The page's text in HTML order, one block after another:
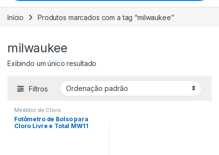
Início Produtos marcados com a tag “milwaukee”
milwaukee
Exibindo um único resultado
Filtros
Medidor de Cloro
Fotômetro de Bolso para
Cloro Livre e Total MW11